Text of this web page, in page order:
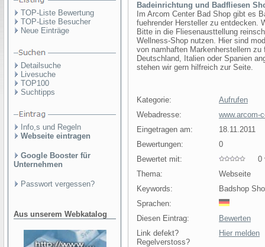
TOP-Liste Bewertung
TOP-Liste Besucher
Neue Einträge
Detailsuche
Livesuche
TOP100
Suchtipps
Info,s und Regeln
Webseite eintragen
Google Booster für
Unternehmen
Passwort vergessen?
Aus unserem Webkatalog
Badeinrichtung und Badfliesen
Im Arcom Center Bad Shop gibt es
fuehrender Hersteller zu entdecken.
Bitte in die Fliesenausttellung
Wellness-Shop nutzen. Hier sind
von namhaften Markenherstellern
Deutschland, Italien oder Spanien
stehen wir gern hilfreich zur Seite.
Kategorie:
Aufrufen
Webadresse:
www.arcom-
Eingetragen am:
18.11.2011
Bewertungen:
0
Bewertet mit:
0
Thema:
Webseite
Keywords:
Badshop
Sprachen:
Diesen Eintrag:
Bewerten
Link defekt?
Regelverstoss?
Hier melden